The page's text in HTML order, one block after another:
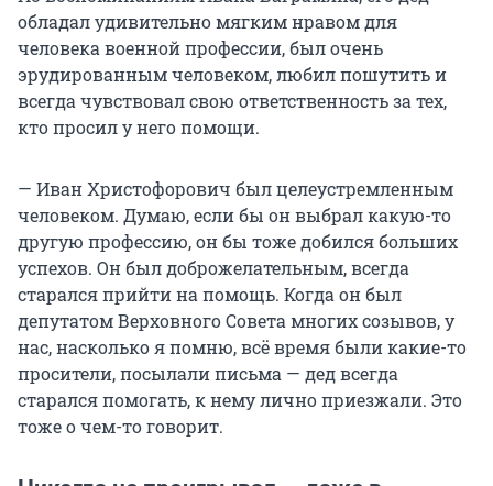
обладал удивительно мягким нравом для
человека военной профессии, был очень
эрудированным человеком, любил пошутить и
всегда чувствовал свою ответственность за тех,
кто просил у него помощи.
— Иван Христофорович был целеустремленным
человеком. Думаю, если бы он выбрал какую-то
другую профессию, он бы тоже добился больших
успехов. Он был доброжелательным, всегда
старался прийти на помощь. Когда он был
депутатом Верховного Совета многих созывов, у
нас, насколько я помню, всё время были какие-то
просители, посылали письма — дед всегда
старался помогать, к нему лично приезжали. Это
тоже о чем-то говорит.